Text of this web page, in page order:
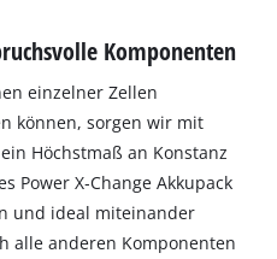
Komponenten
einzelner Zellen
können, sorgen wir mit
Höchstmaß an Konstanz
Power X‐Change Akkupack
und ideal miteinander
alle anderen Komponenten